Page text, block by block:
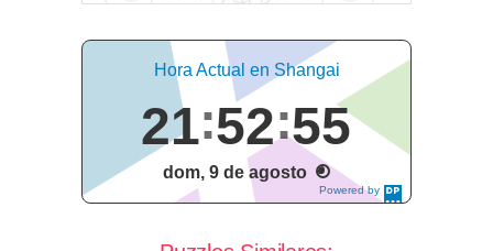
Powered by
DaysPedia.c
Hora Actual en Shangai
21 52 56
dom, 9 de agosto